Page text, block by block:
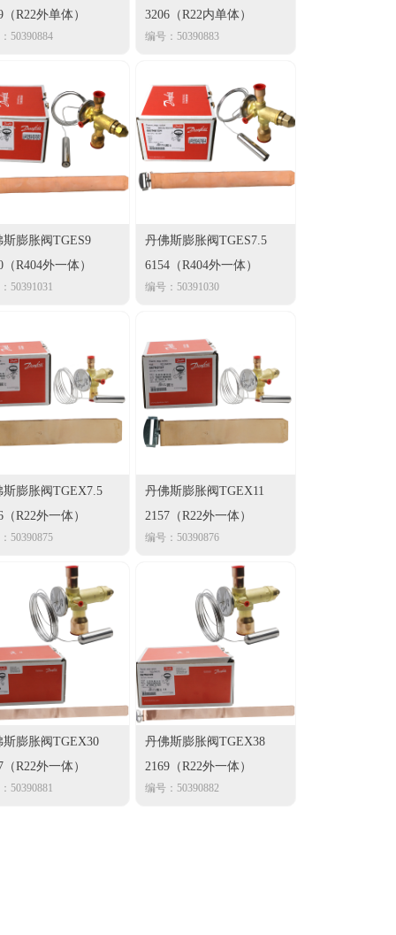
（R22外单体）
50390884
3206（R22内单体）
编号：50390883
斯膨胀阀TGES9
（R404外一体）
50391031
丹佛斯膨胀阀TGES7.5
6154（R404外一体）
编号：50391030
斯膨胀阀TGEX7.5
（R22外一体）
50390875
丹佛斯膨胀阀TGEX11
2157（R22外一体）
编号：50390876
斯膨胀阀TGEX30
（R22外一体）
50390881
丹佛斯膨胀阀TGEX38
2169（R22外一体）
编号：50390882